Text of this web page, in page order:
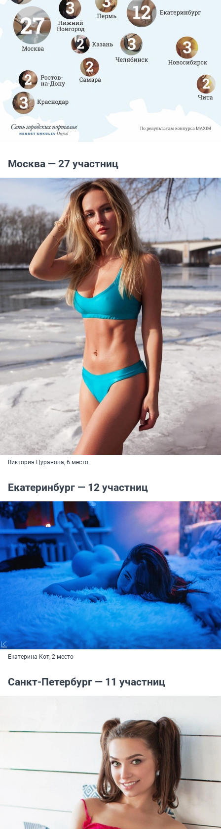
Москва — 27 участниц
Виктория Цуранова, 6 место
Екатеринбург — 12 участниц
Екатерина Кот, 2 место
Санкт-Петербург — 11 участниц